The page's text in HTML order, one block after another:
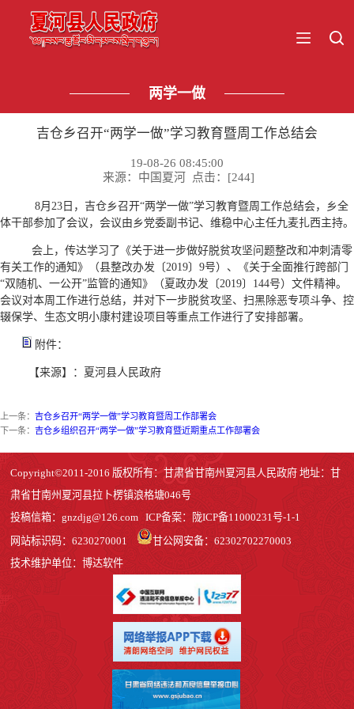
两学一做
吉仓乡召开“两学一做”学习教育暨周工作总结会
19-08-26 08:45:00
来源：中国夏河 点击：[244]
8月23日，吉仓乡召开“两学一做”学习教育暨周工作总结会，乡全
体干部参加了会议，会议由乡党委副书记、维稳中心主任九麦扎西主持。
会上，传达学习了《关于进一步做好脱贫攻坚问题整改和冲刺清零
有关工作的通知》（县整改办发〔2019〕9号）、《关于全面推行跨部门
“双随机、一公开”监管的通知》（夏政办发〔2019〕144号）文件精神。
会议对本周工作进行总结，并对下一步脱贫攻坚、扫黑除恶专项斗争、控
辍保学、生态文明小康村建设项目等重点工作进行了安排部署。
附件：
【来源】：夏河县人民政府
上一条： 吉仓乡召开“两学一做”学习教育暨周工作部署会
下一条： 吉仓乡组织召开“两学一做”学习教育暨近期重点工作部署会
Copyright©2011-2016 版权所有：甘肃省甘南州夏河县人民政府 地址：甘
肃省甘南州夏河县拉卜楞镇浪格塘046号
投稿信箱：gnzdjg@126.com ICP备案： 陇ICP备11000231号-1-1
网站标识码：6230270001
甘公网安备：62302702270003
技术维护单位：博达软件